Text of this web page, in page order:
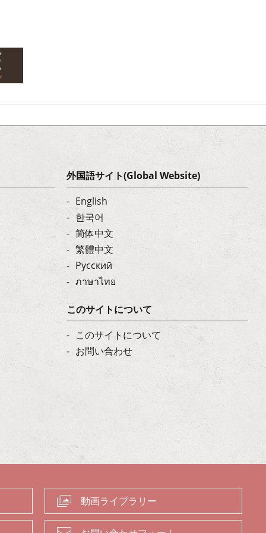
外国語サイト(Global Website)
English
한국어
简体中文
繁體中文
Русский
ภาษาไทย
このサイトについて
このサイトについて
お問い合わせ
動画ライブラリー